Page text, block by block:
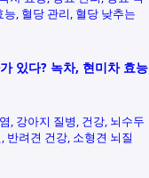
능 혈당 관리 혈당 낮추는
있다? 녹차, 현미차 효능
강아지 질병 건강 뇌수두
반려견 건강 소형견 뇌질